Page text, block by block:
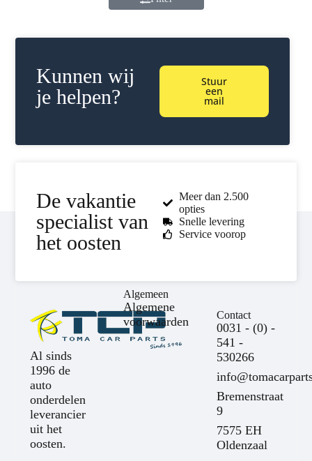
Kunnen wij
je helpen?
Stuur
een
mail
De vakantie
specialist van
het oosten
Meer dan 2.500
opties
Snelle levering
Service voorop
Al sinds
1996 de
auto
onderdelen
leverancier
uit het
oosten.
Algemeen
Algemene
voorwaarden
Contact
0031 - (0) -
541 -
530266
Bremenstraat
9
7575 EH
Oldenzaal